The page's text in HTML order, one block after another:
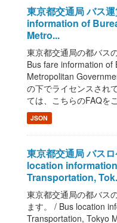
東京都交通局 バス
information of
Metro...
東京都交通局の都バス
Bus fare information of
Metropolitan
の下でライセンスされ
ては、こちらのFAQを
JSON
東京都交通局 バス
location
Transportation,
東京都交通局の都バス
ます。 / Bus location
Transportation, Tokyo